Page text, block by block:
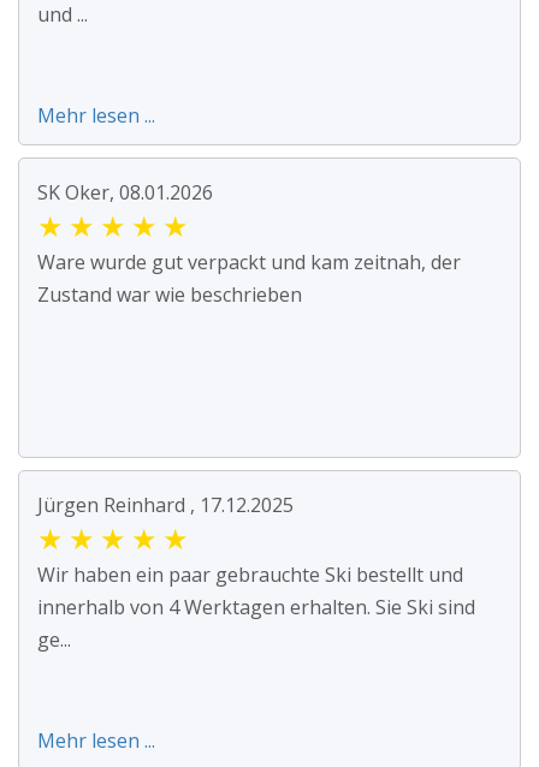
und ...
Mehr lesen ...
SK Oker, 08.01.2026
★ ★ ★ ★ ★
Ware wurde gut verpackt und kam zeitnah, der
Zustand war wie beschrieben
Jürgen Reinhard , 17.12.2025
★ ★ ★ ★ ★
Wir haben ein paar gebrauchte Ski bestellt und
innerhalb von 4 Werktagen erhalten. Sie Ski sind
ge...
Mehr lesen ...